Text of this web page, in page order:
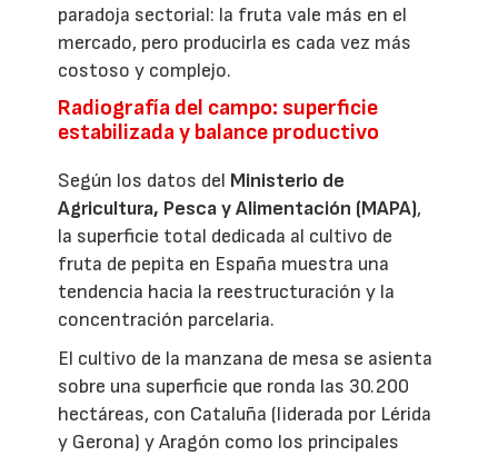
paradoja sectorial: la fruta vale más en el
mercado, pero producirla es cada vez más
costoso y complejo.
Radiografía del campo: superficie
estabilizada y balance productivo
Según los datos del Ministerio de
Agricultura, Pesca y Alimentación (MAPA),
la superficie total dedicada al cultivo de
fruta de pepita en España muestra una
tendencia hacia la reestructuración y la
concentración parcelaria.
El cultivo de la manzana de mesa se asienta
sobre una superficie que ronda las 30.200
hectáreas, con Cataluña (liderada por Lérida
y Gerona) y Aragón como los principales